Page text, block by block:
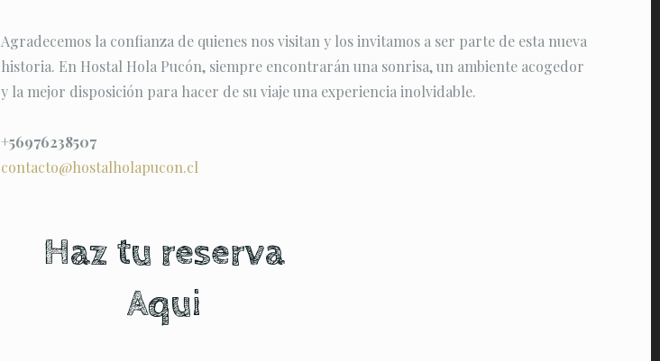
Agradecemos la confianza de quienes nos visitan y los invitamos a ser parte de esta nueva
historia. En Hostal Hola Pucón, siempre encontrarán una sonrisa, un ambiente acogedor
y la mejor disposición para hacer de su viaje una experiencia inolvidable.
+56976238507
contacto@hostalholapucon.cl
Haz tu reserva
Aqui